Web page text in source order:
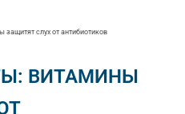
защитят слух от антибиотиков
ВИТАМИНЫ